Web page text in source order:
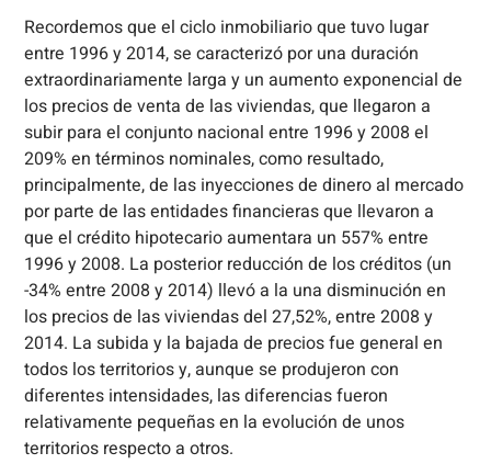
Recordemos que el ciclo inmobiliario que tuvo lugar
entre 1996 y 2014, se caracterizó por una duración
extraordinariamente larga y un aumento exponencial de
los precios de venta de las viviendas, que llegaron a
subir para el conjunto nacional entre 1996 y 2008 el
209% en términos nominales, como resultado,
principalmente, de las inyecciones de dinero al mercado
por parte de las entidades financieras que llevaron a
que el crédito hipotecario aumentara un 557% entre
1996 y 2008. La posterior reducción de los créditos (un
-34% entre 2008 y 2014) llevó a la una disminución en
los precios de las viviendas del 27,52%, entre 2008 y
2014. La subida y la bajada de precios fue general en
todos los territorios y, aunque se produjeron con
diferentes intensidades, las diferencias fueron
relativamente pequeñas en la evolución de unos
territorios respecto a otros.